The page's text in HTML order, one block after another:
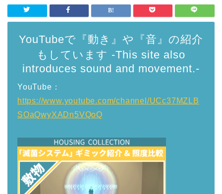
YouTubeで『動き』や『音』の紹介
もしています -This site also
introduces sound and movement.-
YouTube：
https://www.youtube.com/channel/UCc37MZLB
SOaQwyXADn5VQoQ